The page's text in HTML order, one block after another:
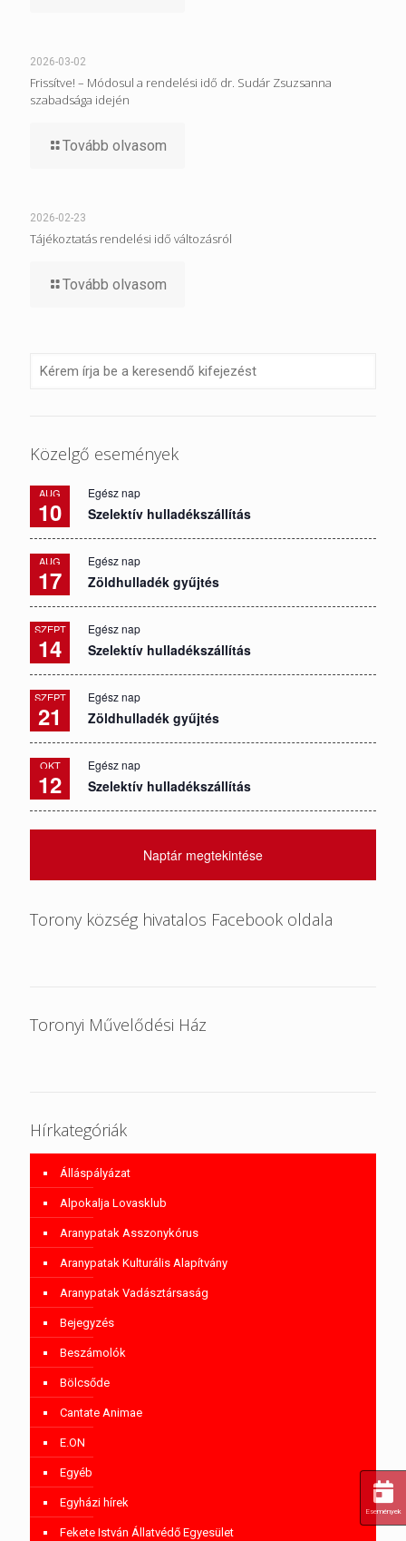
2026-03-02
Frissítve! – Módosul a rendelési idő dr. Sudár Zsuzsanna
szabadsága idején
Tovább olvasom
2026-02-23
Tájékoztatás rendelési idő változásról
Tovább olvasom
Közelgő események
AUG
10
Egész nap
Szelektív hulladékszállítás
AUG
17
Egész nap
Zöldhulladék gyűjtés
SZEPT
14
Egész nap
Szelektív hulladékszállítás
SZEPT
21
Egész nap
Zöldhulladék gyűjtés
OKT
12
Egész nap
Szelektív hulladékszállítás
Naptár megtekintése
Torony község hivatalos Facebook oldala
Toronyi Művelődési Ház
Hírkategóriák
Álláspályázat
Alpokalja Lovasklub
Aranypatak Asszonykórus
Aranypatak Kulturális Alapítvány
Aranypatak Vadásztársaság
Bejegyzés
Beszámolók
Bölcsőde
Cantate Animae
E.ON
Egyéb
Egyházi hírek
Fekete István Állatvédő Egyesület
Események